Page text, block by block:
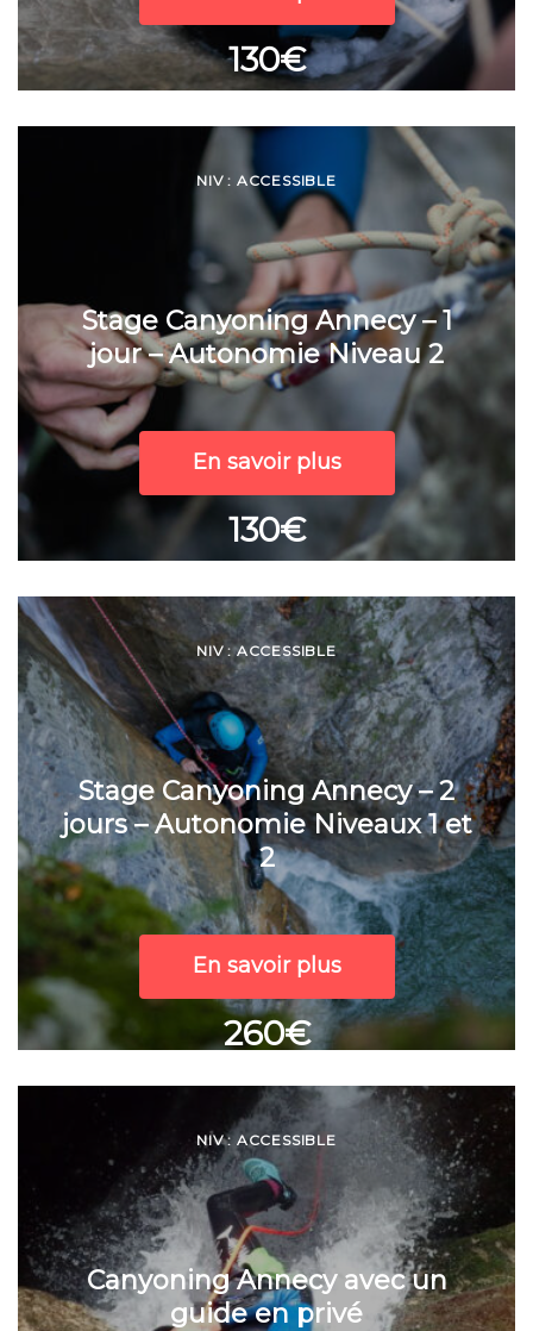
130€
NIV : ACCESSIBLE
Stage Canyoning Annecy – 1
jour – Autonomie Niveau 2
En savoir plus
130€
NIV : ACCESSIBLE
Stage Canyoning Annecy – 2
jours – Autonomie Niveaux 1 et
2
En savoir plus
260€
NIV : ACCESSIBLE
Canyoning Annecy avec un
guide en privé